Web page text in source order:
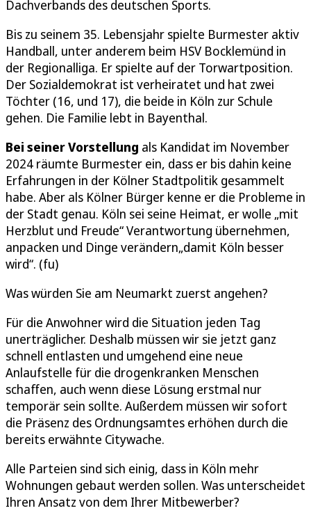
Dachverbands des deutschen Sports.
Bis zu seinem 35. Lebensjahr spielte Burmester aktiv
Handball, unter anderem beim HSV Bocklemünd in
der Regionalliga. Er spielte auf der Torwartposition.
Der Sozialdemokrat ist verheiratet und hat zwei
Töchter (16, und 17), die beide in Köln zur Schule
gehen. Die Familie lebt in Bayenthal.
Bei seiner Vorstellung als Kandidat im November
2024 räumte Burmester ein, dass er bis dahin keine
Erfahrungen in der Kölner Stadtpolitik gesammelt
habe. Aber als Kölner Bürger kenne er die Probleme in
der Stadt genau. Köln sei seine Heimat, er wolle „mit
Herzblut und Freude“ Verantwortung übernehmen,
anpacken und Dinge verändern„damit Köln besser
wird“. (fu)
Was würden Sie am Neumarkt zuerst angehen?
Für die Anwohner wird die Situation jeden Tag
unerträglicher. Deshalb müssen wir sie jetzt ganz
schnell entlasten und umgehend eine neue
Anlaufstelle für die drogenkranken Menschen
schaffen, auch wenn diese Lösung erstmal nur
temporär sein sollte. Außerdem müssen wir sofort
die Präsenz des Ordnungsamtes erhöhen durch die
bereits erwähnte Citywache.
Alle Parteien sind sich einig, dass in Köln mehr
Wohnungen gebaut werden sollen. Was unterscheidet
Ihren Ansatz von dem Ihrer Mitbewerber?